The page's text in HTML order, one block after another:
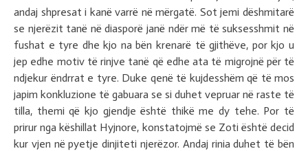
andaj shpresat i kanë varrë në mërgatë. Sot jemi dëshmitarë
se njerëzit tanë në diasporë janë ndër më të suksesshmit në
fushat e tyre dhe kjo na bën krenarë të gjithëve, por kjo u
jep edhe motiv të rinjve tanë që edhe ata të migrojnë për të
ndjekur ëndrrat e tyre. Duke qenë të kujdesshëm që të mos
japim konkluzione të gabuara se si duhet vepruar në raste të
tilla, themi që kjo gjendje është thikë me dy tehe. Por të
prirur nga këshillat Hyjnore, konstatojmë se Zoti është decid
kur vjen në pyetje dinjiteti njerëzor. Andaj rinia duhet të bën